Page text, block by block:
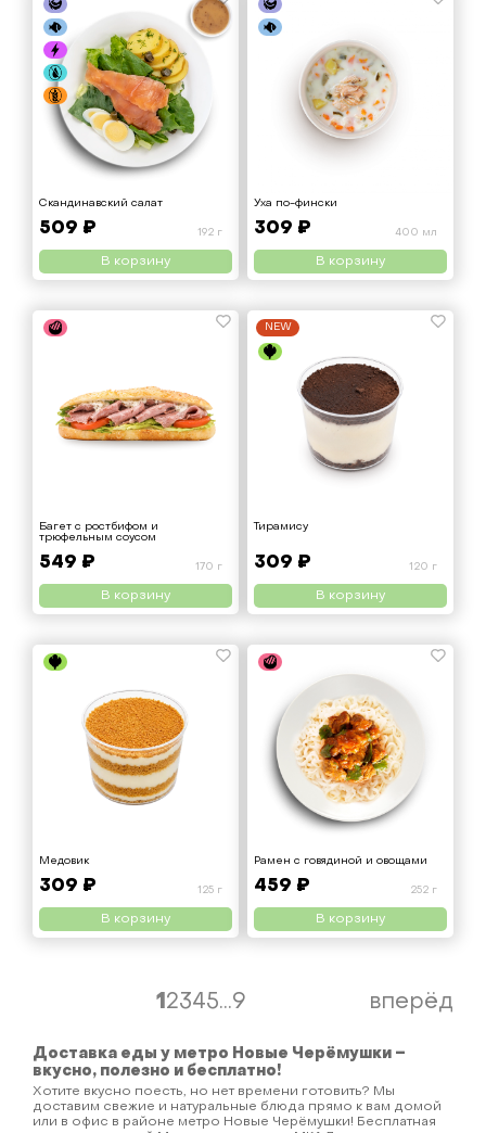
Скандинавский салат
509 ₽ 192 г
В корзину
Уха по-фински
309 ₽ 400 мл
В корзину
Багет с ростбифом и
трюфельным соусом
549 ₽ 170 г
В корзину
Тирамису
309 ₽ 120 г
В корзину
NEW
Медовик
309 ₽ 125 г
В корзину
Рамен с говядиной и овощами
459 ₽ 252 г
В корзину
12345...9 вперёд
Доставка еды у метро Новые Черёмушки –
вкусно, полезно и бесплатно!
Хотите вкусно поесть, но нет времени готовить? Мы
доставим свежие и натуральные блюда прямо к вам домой
или в офис в районе метро Новые Черёмушки! Бесплатная